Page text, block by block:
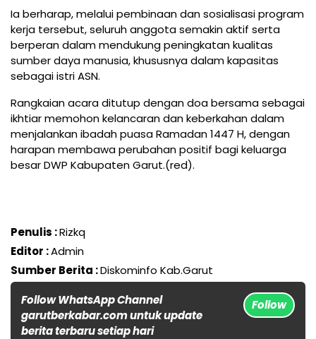
Ia berharap, melalui pembinaan dan sosialisasi program
kerja tersebut, seluruh anggota semakin aktif serta
berperan dalam mendukung peningkatan kualitas
sumber daya manusia, khususnya dalam kapasitas
sebagai istri ASN.
Rangkaian acara ditutup dengan doa bersama sebagai
ikhtiar memohon kelancaran dan keberkahan dalam
menjalankan ibadah puasa Ramadan 1447 H, dengan
harapan membawa perubahan positif bagi keluarga
besar DWP Kabupaten Garut.(red).
Penulis :Rizkq
Editor :Admin
Sumber Berita :Diskominfo Kab.Garut
Follow WhatsApp Channel
garutberkabar.com untuk update
berita terbaru setiap hari
Follow